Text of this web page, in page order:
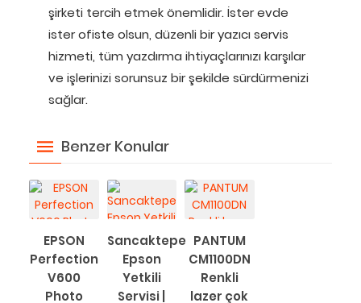
şirketi tercih etmek önemlidir. İster evde
ister ofiste olsun, düzenli bir yazıcı servis
hizmeti, tüm yazdırma ihtiyaçlarınızı karşılar
ve işlerinizi sorunsuz bir şekilde sürdürmenizi
sağlar.
Benzer Konular
EPSON
Perfection
V600
Photo
Sancaktepe
Epson
Yetkili
Servisi |
PANTUM
CM1100DN
Renkli
lazer çok